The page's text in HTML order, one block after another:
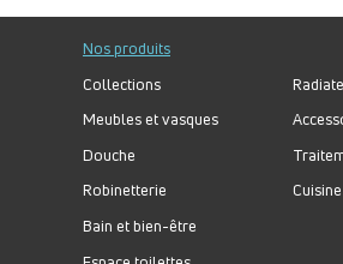
Nos produits
Collections
Meubles et vasques
Douche
Robinetterie
Bain et bien-être
Cuisine